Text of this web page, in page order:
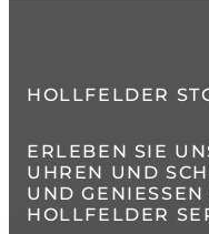
HOLLFELDER
ERLEBEN SIE
UHREN UND
UND GENIESSEN
OLLFELDER